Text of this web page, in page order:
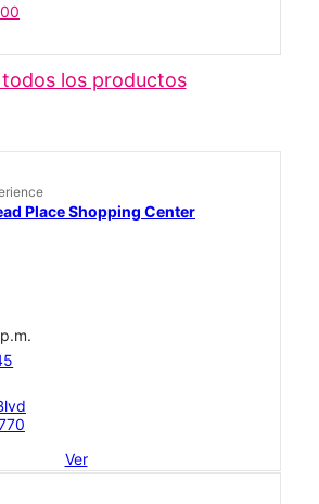
todos los productos
Place Shopping Center
Ver